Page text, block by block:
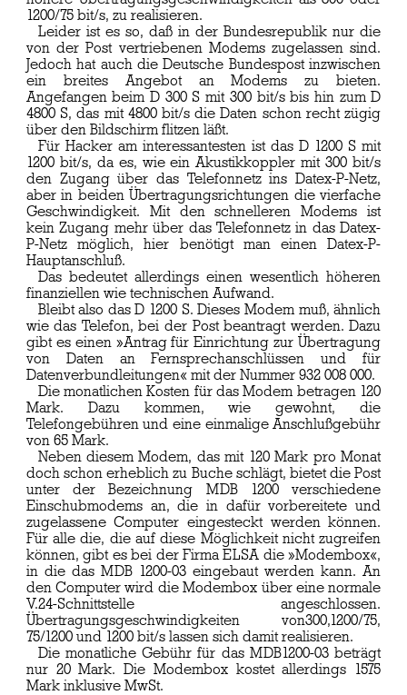
1200/75 bit/s, zu realisieren.
Leider ist es so, daß in der Bundesrepublik nur die
von der Post vertriebenen Modems zugelassen sind.
Jedoch hat auch die Deutsche Bundespost inzwischen
ein breites Angebot an Modems zu bieten.
Angefangen beim D 300 S mit 300 bit/s bis hin zum D
4800 S, das mit 4800 bit/s die Daten schon recht zügig
über den Bildschirm flitzen läßt.
Für Hacker am interessantesten ist das D 1200 S mit
1200 bit/s, da es, wie ein Akustikkoppler mit 300 bit/s
den Zugang über das Telefonnetz ins Datex-P-Netz,
aber in beiden Übertragungsrichtungen die vierfache
Geschwindigkeit. Mit den schnelleren Modems ist
kein Zugang mehr über das Telefonnetz in das Datex-
P-Netz möglich, hier benötigt man einen Datex-P-
Hauptanschluß.
Das bedeutet allerdings einen wesentlich höheren
finanziellen wie technischen Aufwand.
Bleibt also das D 1200 S. Dieses Modem muß, ähnlich
wie das Telefon, bei der Post beantragt werden. Dazu
gibt es einen »Antrag für Einrichtung zur Übertragung
von Daten an Fernsprechanschlüssen und für
Datenverbundleitungen« mit der Nummer 932 008 000.
Die monatlichen Kosten für das Modem betragen 120
Mark. Dazu kommen, wie gewohnt, die
Telefongebühren und eine einmalige Anschlußgebühr
von 65 Mark.
Neben diesem Modem, das mit 120 Mark pro Monat
doch schon erheblich zu Buche schlägt, bietet die Post
unter der Bezeichnung MDB 1200 verschiedene
Einschubmodems an, die in dafür vorbereitete und
zugelassene Computer eingesteckt werden können.
Für alle die, die auf diese Möglichkeit nicht zugreifen
können, gibt es bei der Firma ELSA die »Modembox«,
in die das MDB 1200-03 eingebaut werden kann. An
den Computer wird die Modembox über eine normale
V.24-Schnittstelle angeschlossen.
Übertragungsgeschwindigkeiten von300,1200/75,
75/1200 und 1200 bit/s lassen sich damit realisieren.
Die monatliche Gebühr für das MDB1200-03 beträgt
nur 20 Mark. Die Modembox kostet allerdings 1575
Mark inklusive MwSt.